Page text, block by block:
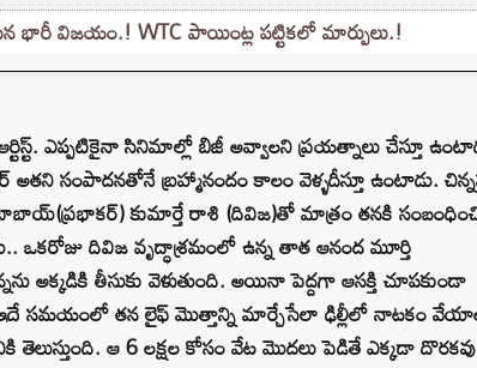
భారీ విజయం.! WTC పాయింట్ల పట్టికలో మార్పులు.!
ఎప్పటికైనా సినిమాల్లో బిజీ అవ్వాలని ప్రయత్నాలు చేస్తూ
అతని సంపాదనతోనే బ్రహ్మానందం కాలం వెళ్ళదీస్తూ ఉంటాడు.
కుమార్తే రాశి (దివిజ)తో మాత్రం తనకి
ఒకరోజు దివిజ వృద్ధాశ్రమంలో ఉన్న తాత ఆనంద మూర్తి
అక్కడికి తీసుకు వెళుతుంది. అయినా పెద్దగా ఆసక్తి చూపకుండా
ఇదే సమయంలో తన లైఫ్ మొత్తాన్ని మార్చేసేలా ఢిల్లీలో నాటకం
తెలుస్తుంది. ఆ 6 లక్షల కోసం వేట మొదలు పెడితే ఎక్కడా